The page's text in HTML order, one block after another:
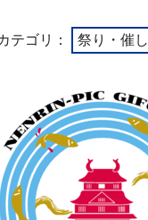
テゴリ： 祭り・催し